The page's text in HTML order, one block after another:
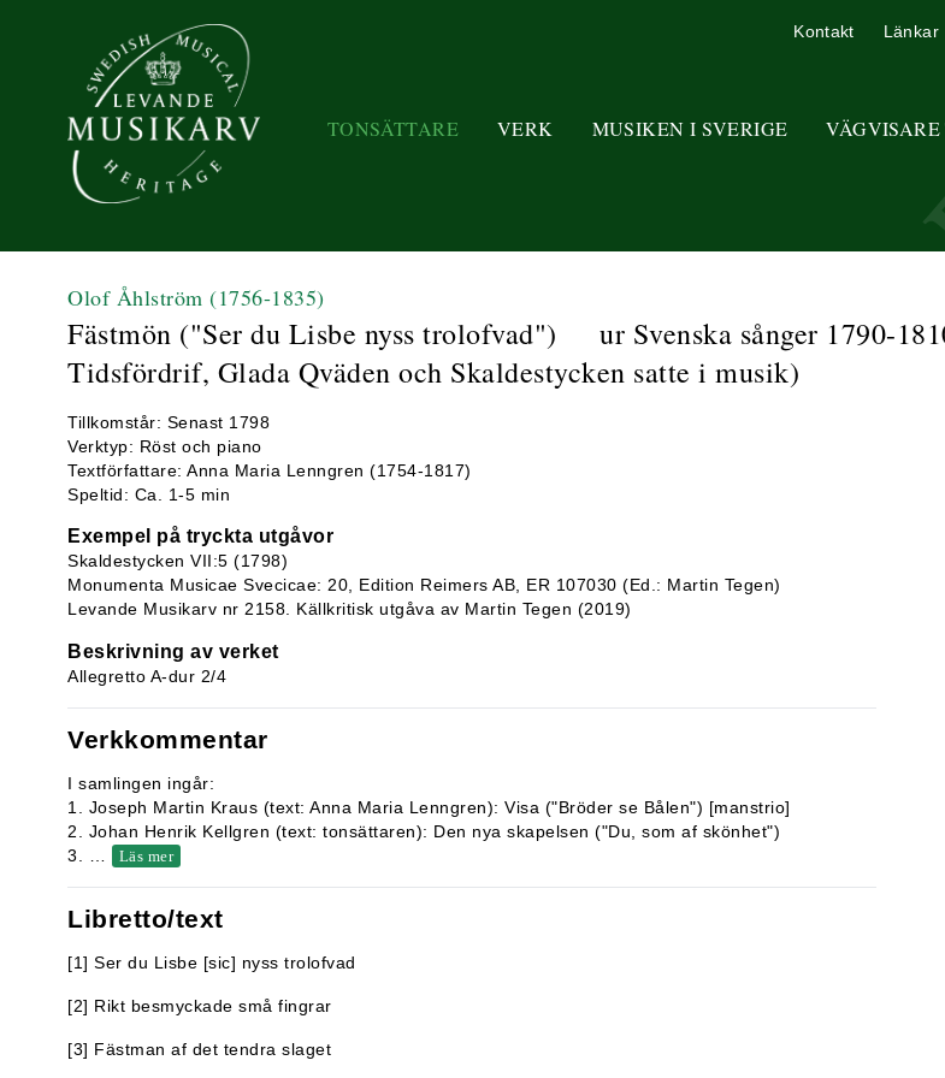
TONSÄTTARE VERK MUSIKEN I SVERIGE
Kontakt Länkar
Olof Åhlström (1756-1835)
Fästmön ("Ser du Lisbe nyss trolofvad") ur Svenska sånger 1790-
Tidsfördrif, Glada Qväden och Skaldestycken satte i musik)
Tillkomstår: Senast 1798
Verktyp: Röst och piano
Textförfattare: Anna Maria Lenngren (1754-1817)
Speltid: Ca. 1-5 min
Exempel på tryckta utgåvor
Skaldestycken VII:5 (1798)
Monumenta Musicae Svecicae: 20, Edition Reimers AB, ER 107030 (Ed.: Martin Tegen)
Levande Musikarv nr 2158. Källkritisk utgåva av Martin Tegen (2019)
Beskrivning av verket
Allegretto A-dur 2/4
Verkkommentar
I samlingen ingår:
1. Joseph Martin Kraus (text: Anna Maria Lenngren): Visa ("Bröder se Bålen") [manstrio]
2. Johan Henrik Kellgren (text: tonsättaren): Den nya skapelsen ("Du, som af skönhet")
3.
Läs mer
Libretto/text
[1] Ser du Lisbe [sic] nyss trolofvad
[2] Rikt besmyckade små fingrar
[3] Fästman af det tendra slaget